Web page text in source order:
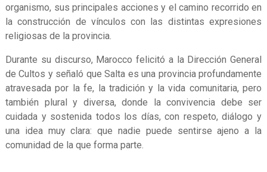
organismo, sus principales acciones y el camino recorrido en
la construcción de vínculos con las distintas expresiones
religiosas de la provincia.
Durante su discurso, Marocco felicitó a la Dirección General
de Cultos y señaló que Salta es una provincia profundamente
atravesada por la fe, la tradición y la vida comunitaria, pero
también plural y diversa, donde la convivencia debe ser
cuidada y sostenida todos los días, con respeto, diálogo y
una idea muy clara: que nadie puede sentirse ajeno a la
comunidad de la que forma parte.